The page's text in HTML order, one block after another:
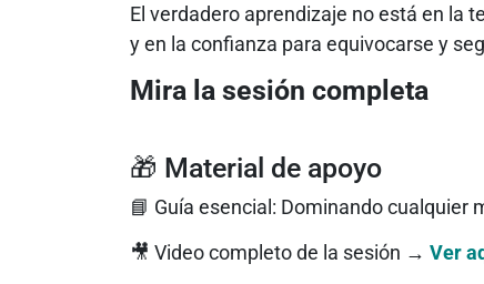
El verdadero aprendizaje no está en la
y en la confianza para equivocarse y
Mira la sesión completa
🎁 Material de apoyo
📘 Guía esencial: Dominando cualquier
🎥 Video completo de la sesión → Ver